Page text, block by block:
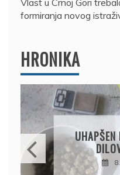
Vlast u Crnoj Gori
formiranja novog
HRONIKA